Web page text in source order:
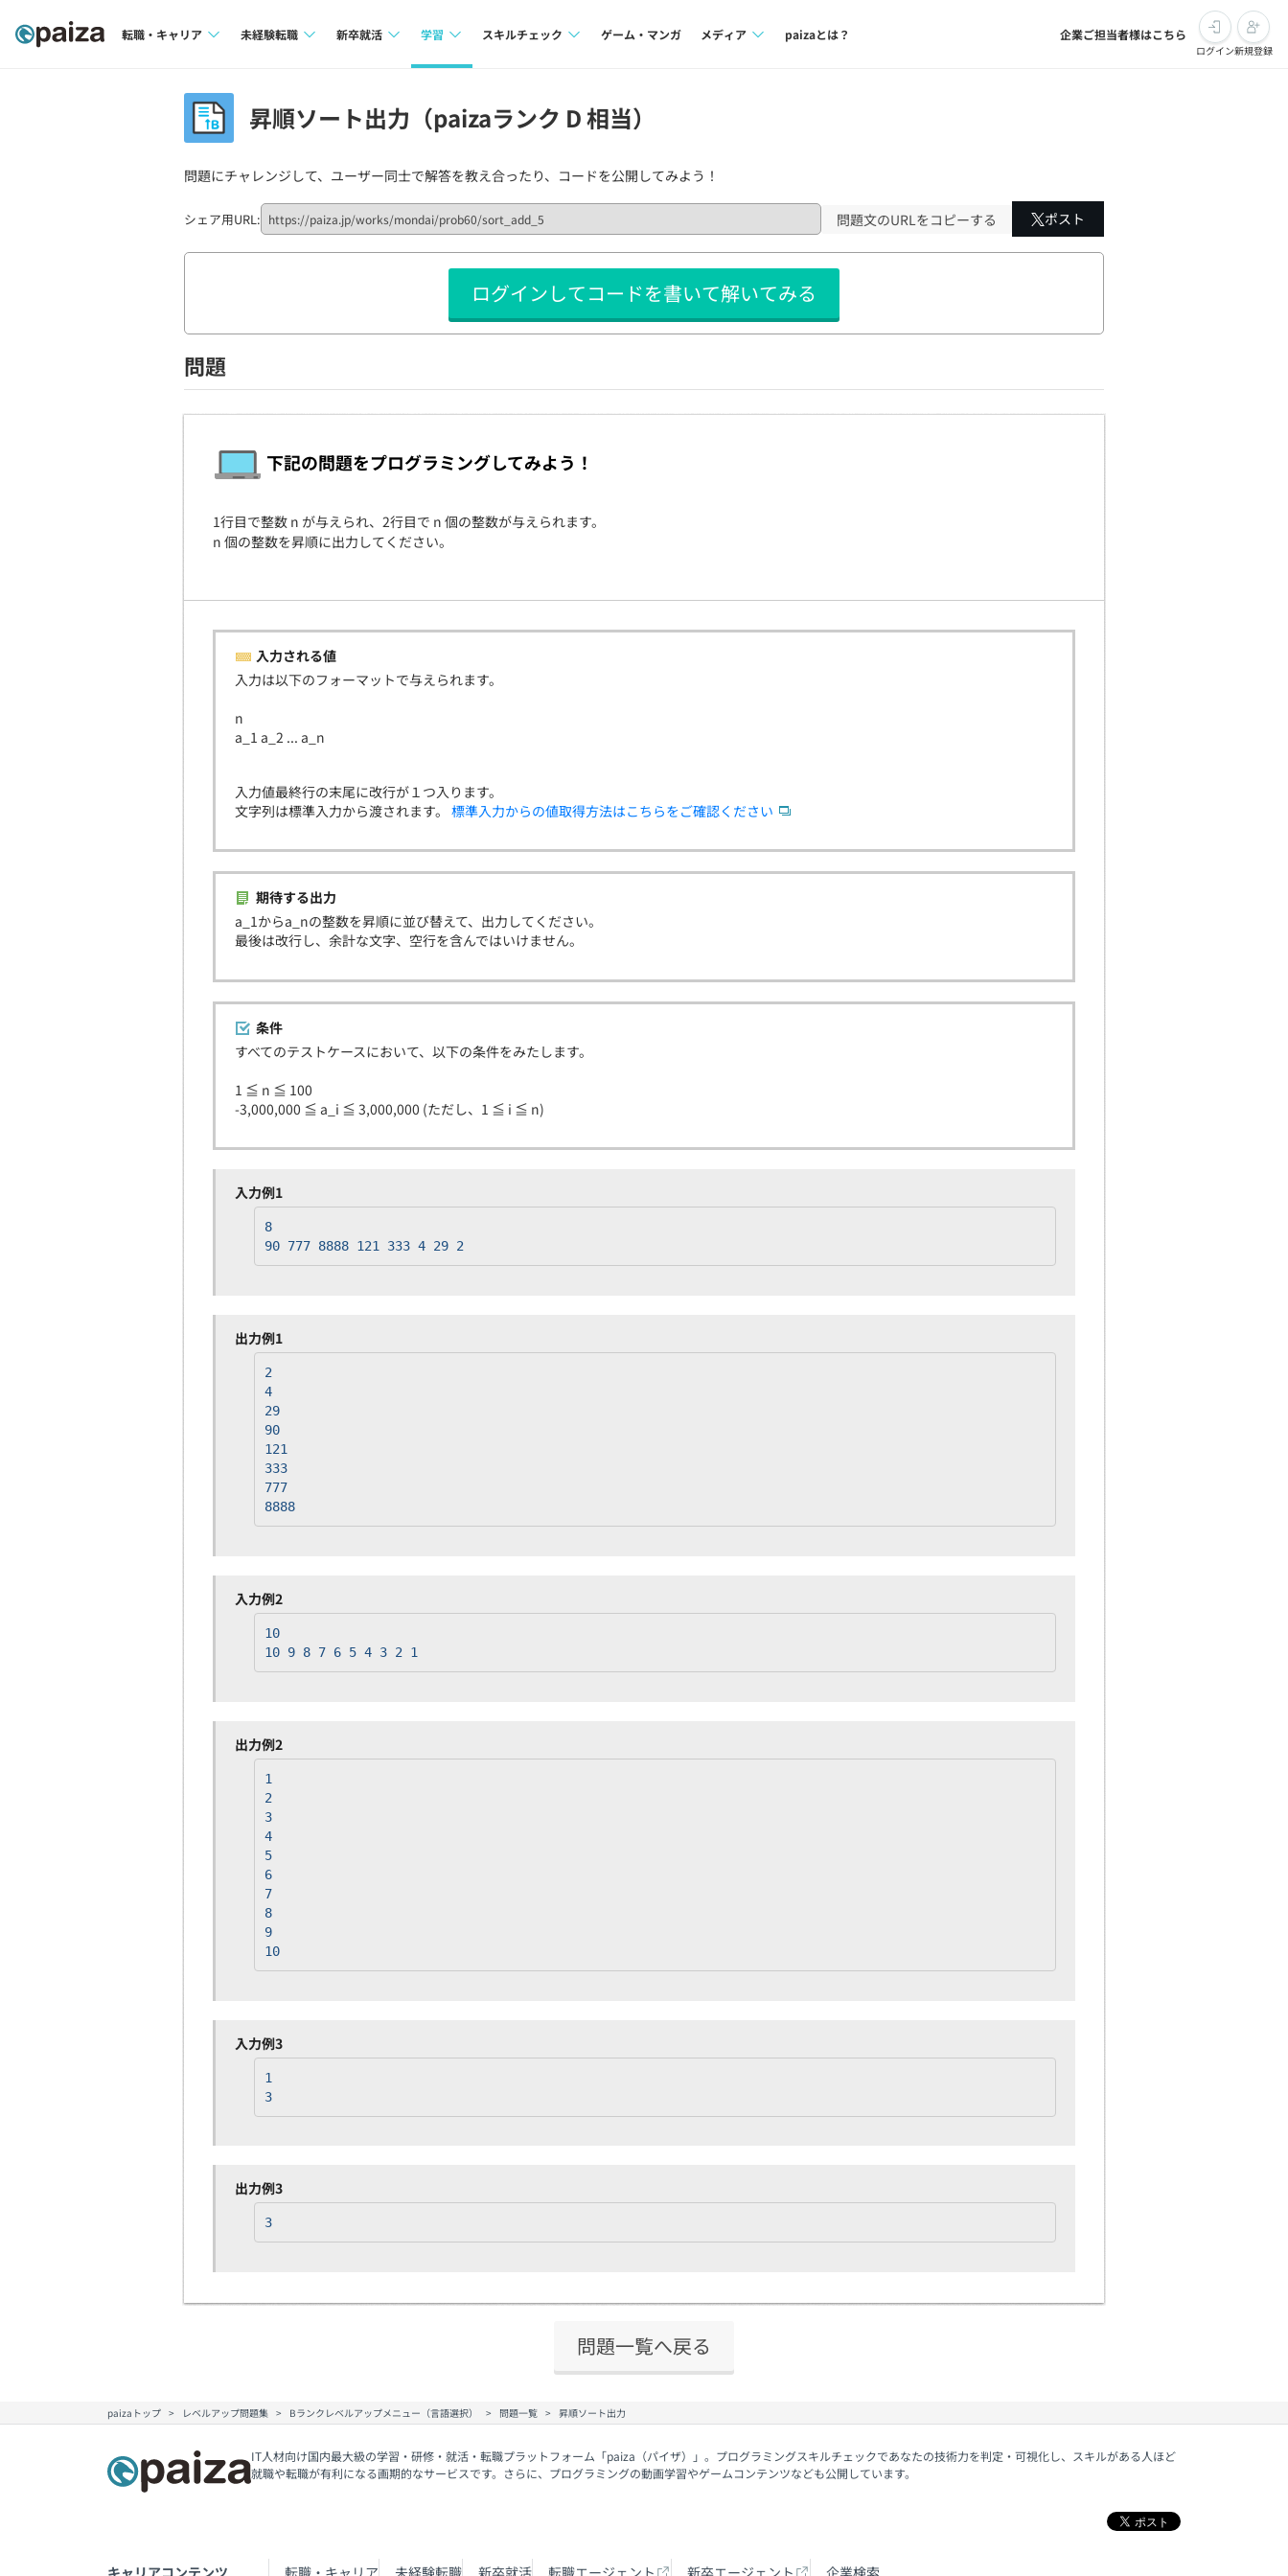
転職・キャリア
インタビュー
転職成功ガイド
転職エージェント
未経験転職
転職成功ガイド
新卒就活
本選考
新卒エージェント
イベント・セミナー
就活成功ガイド
学習
問題集
4択課題
ナレッジ
リファレンス
個人向けプラン
学校向けプラン
契約内容・クーポン
スキルチェック
評価結果一覧
再チャレンジ結果一覧
ゲーム・マンガ メディア paizaとは？ 企業ご担当者様はこちら
ログイン新規登録
昇順ソート出力（paizaランク D 相当）
問題にチャレンジして、ユーザー同士で解答を教え合ったり、コードを公開してみよう！
シェア用URL: 問題文のURLをコピーする ポスト
ログインしてコードを書いて解いてみる
問題
下記の問題をプログラミングしてみよう！
1行目で整数 n が与えられ、2行目で n 個の整数が与えられます。
n 個の整数を昇順に出力してください。
入力される値
入力は以下のフォーマットで与えられます。
n
a_1 a_2 ... a_n
入力値最終行の末尾に改行が１つ入ります。
文字列は標準入力から渡されます。 標準入力からの値取得方法はこちらをご確認ください
期待する出力
a_1からa_nの整数を昇順に並び替えて、出力してください。
最後は改行し、余計な文字、空行を含んではいけません。
条件
すべてのテストケースにおいて、以下の条件をみたします。
1 ≦ n ≦ 100
-3,000,000 ≦ a_i ≦ 3,000,000 (ただし、1 ≦ i ≦ n)
入力例1
8
90 777 8888 121 333 4 29 2
出力例1
2
4
29
90
121
333
777
8888
入力例2
10
10 9 8 7 6 5 4 3 2 1
出力例2
1
2
3
4
5
6
7
8
9
10
入力例3
1
3
出力例3
3
問題一覧へ戻る
paizaトップ レベルアップ問題集 Bランクレベルアップメニュー（言語選択） 問題一覧 昇順ソート出力
IT人材向け国内最大級の学習・研修・就活・転職プラットフォーム「paiza（パイザ）」。プログラミングスキルチェックであなたの技術力を判定・可視化し、スキルがある人ほど
就職や転職が有利になる画期的なサービスです。さらに、プログラミングの動画学習やゲームコンテンツなども公開しています。
キャリアコンテンツ 転職・キャリア 未経験転職 新卒就活 転職エージェント 新卒エージェント 企業検索